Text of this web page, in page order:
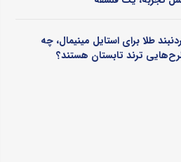
طلا برای استایل مینیمال، چه
ترند تابستان هستند؟